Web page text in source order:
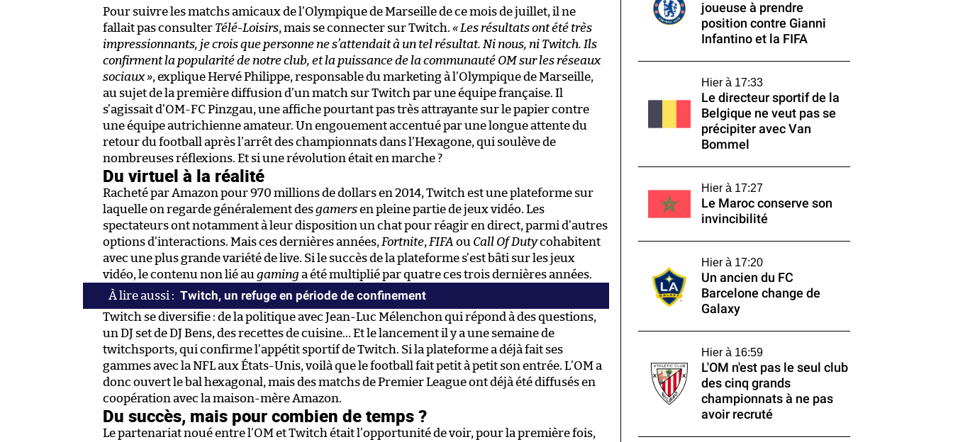
Pour suivre les matchs amicaux de l’Olympique de Marseille de ce mois de juillet, il ne
fallait pas consulter Télé-Loisirs, mais se connecter sur Twitch. « Les résultats ont été très
impressionnants, je crois que personne ne s’attendait à un tel résultat. Ni nous, ni Twitch. Ils
confirment la popularité de notre club, et la puissance de la communauté OM sur les réseaux
sociaux », explique Hervé Philippe, responsable du marketing à l’Olympique de Marseille,
au sujet de la première diffusion d’un match sur Twitch par une équipe française. Il
s’agissait d’OM-FC Pinzgau, une affiche pourtant pas très attrayante sur le papier contre
une équipe autrichienne amateur. Un engouement accentué par une longue attente du
retour du football après l’arrêt des championnats dans l’Hexagone, qui soulève de
nombreuses réflexions. Et si une révolution était en marche ?
Du virtuel à la réalité
Racheté par Amazon pour 970 millions de dollars en 2014, Twitch est une plateforme sur
laquelle on regarde généralement desgamersen pleine partie de jeux vidéo. Les
spectateurs ont notamment à leur disposition un chat pour réagir en direct, parmi d’autres
options d’interactions. Mais ces dernières années, Fortnite, FIFA ou Call Of Dutycohabitent
avec une plus grande variété de live. Si le succès de la plateforme s’est bâti sur les jeux
vidéo, le contenu non lié au gaming a été multiplié par quatre ces trois dernières années.
Twitch, un refuge en période de confinement
Twitch se diversifie : de la politique avec Jean-Luc Mélenchon qui répond à des questions,
un DJ set de DJ Bens, des recettes de cuisine… Et le lancement il y a une semaine de
twitchsports, qui confirme l’appétit sportif de Twitch. Si la plateforme a déjà fait ses
gammes avec la NFL aux États-Unis, voilà que le football fait petit à petit son entrée. L’OM a
donc ouvert le bal hexagonal, mais des matchs de Premier League ont déjà été diffusés en
coopération avec la maison-mère Amazon.
Du succès, mais pour combien de temps ?
Le partenariat noué entre l’OM et Twitch était l’opportunité de voir, pour la première fois,
joueuse à prendre
position contre Gianni
Infantino et la FIFA
Hier à 17:33
Le directeur sportif de la
Belgique ne veut pas se
précipiter avec Van
Bommel
Hier à 17:27
Le Maroc conserve son
invincibilité
Hier à 17:20
Un ancien du FC
Barcelone change de
Galaxy
Hier à 16:59
L'OM n'est pas le seul club
des cinq grands
championnats à ne pas
avoir recruté